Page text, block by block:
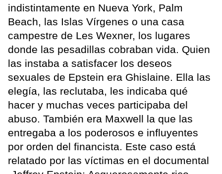
indistintamente en Nueva York, Palm
Beach, las Islas Vírgenes o una casa
campestre de Les Wexner, los lugares
donde las pesadillas cobraban vida. Quien
las instaba a satisfacer los deseos
sexuales de Epstein era Ghislaine. Ella las
elegía, las reclutaba, les indicaba qué
hacer y muchas veces participaba del
abuso. También era Maxwell la que las
entregaba a los poderosos e influyentes
por orden del financista. Este caso está
relatado por las víctimas en el documental